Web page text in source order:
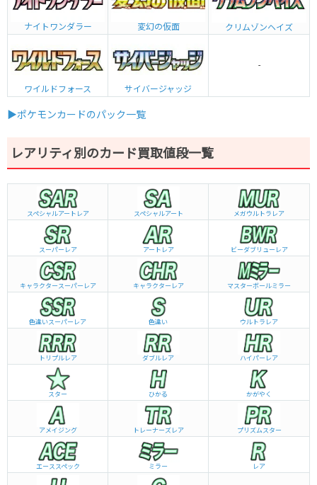
ナイトワンダラー 変幻の仮面 クリムゾンヘイズ
ワイルドフォース サイバージャッジ
-
▶ポケモンカードのパック一覧
レアリティ別のカード買取値段一覧
スペシャルアートレア スペシャルアート メガウルトラレア
スーパーレア アートレア ビーダブリュー レア
キャラクタースーパーレア キャラクターレア マスターボールミラー
色違いスーパーレア 色違い ウルトラレア
トリプルレア ダブルレア ハイパーレア
スター ひかる かがやく
アメイジング トレーナーズレア プリズムスター
エーススペック ミラー レア